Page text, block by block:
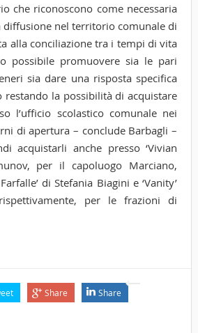
che riconoscono come necessaria
diffusione nel territorio comunale di
alla conciliazione tra i tempi di vita
possibile promuovere sia le pari
sia dare una risposta specifica
restando la possibilità di acquistare
l’ufficio scolastico comunale nei
di apertura – conclude Barbagli –
acquistarli anche presso ‘Vivian
per il capoluogo Marciano,
di Stefania Biagini e ‘Vanity’
per le frazioni di
Share Share